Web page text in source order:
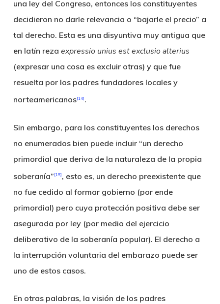
una ley del Congreso, entonces los constituyentes
decidieron no darle relevancia o “bajarle el precio” a
tal derecho. Esta es una disyuntiva muy antigua que
en latín reza expressio unius est exclusio alterius
(expresar una cosa es excluir otras) y que fue
resuelta por los padres fundadores locales y
norteamericanos[14] .
Sin embargo, para los constituyentes los derechos
no enumerados bien puede incluir “un derecho
primordial que deriva de la naturaleza de la propia
soberanía” [15] , esto es, un derecho preexistente que
no fue cedido al formar gobierno (por ende
primordial) pero cuya protección positiva debe ser
asegurada por ley (por medio del ejercicio
deliberativo de la soberanía popular). El derecho a
la interrupción voluntaria del embarazo puede ser
uno de estos casos.
En otras palabras, la visión de los padres